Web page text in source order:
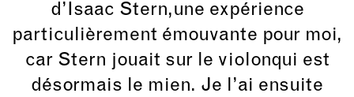
d’Isaac Stern,une expérience
particulièrement émouvante pour moi,
car Stern jouait sur le violonqui est
désormais le mien. Je l’ai ensuite